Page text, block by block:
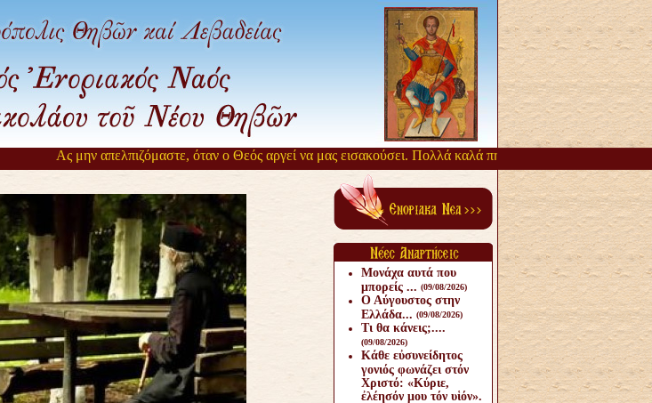
Ας μην απελπιζόμαστε, όταν ο Θεός αργεί να μας εισακούσει. Πολλά καλά πηγάζουν, από την αργοπορία
Μονάχα αυτά που
μπορείς ... (09/08/2026)
Ο Αύγουστος στην
Ελλάδα... (09/08/2026)
Τι θα κάνεις;....
(09/08/2026)
Κάθε εὐσυνείδητος
γονιός φωνάζει στόν
Χριστό: «Κύριε,
ἐλέησόν μου τόν υἱόν».